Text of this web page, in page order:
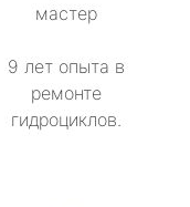
мастер
9 лет опыта в
ремонте
гидроциклов.